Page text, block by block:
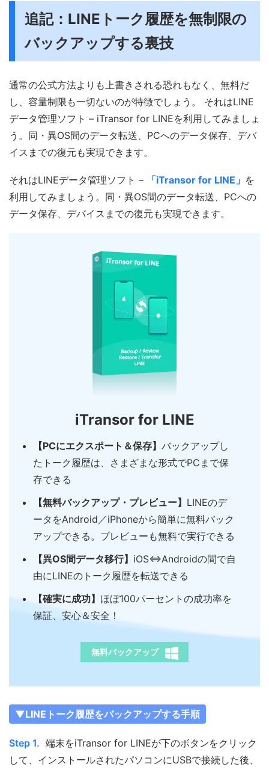
追記：LINEトーク履歴を無制限の
バックアップする裏技
通常の公式方法よりも上書きされる恐れもなく、無料だ
し、容量制限も一切ないのが特徴でしょう。 それはLINE
データ管理ソフト – iTransor for LINEを利用してみましょ
う。同・異OS間のデータ転送、PCへのデータ保存、デバ
イスまでの復元も実現できます。
それはLINEデータ管理ソフト – 「iTransor for LINE」 を
利用してみましょう。同・異OS間のデータ転送、PCへの
データ保存、デバイスまでの復元も実現できます。
iTransor for LINE
【PCにエクスポート＆保存】 バックアップし
たトーク履歴は、さまざまな形式でPCまで保
存できる
【無料バックアップ・プレビュー】 LINEのデ
ータをAndroid／iPhoneから簡単に無料バック
アップできる。プレビューも無料で実行できる
【異OS間データ移行】 iOS⇔Androidの間で自
由にLINEのトーク履歴を転送できる
【確実に成功】 ほぼ100パーセントの成功率を
保証、安心＆安全！
無料バックアップ
▼LINEトーク履歴をバックアップする手順
Step 1. 端末をiTransor for LINEが下のボタンをクリック
して、インストールされたパソコンにUSBで接続した後、